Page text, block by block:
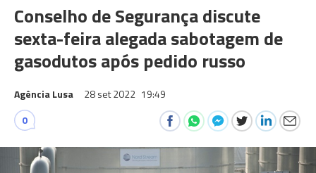
Conselho de Segurança discute
sexta-feira alegada sabotagem de
gasodutos após pedido russo
Agência Lusa 28 set 2022 19:49
0